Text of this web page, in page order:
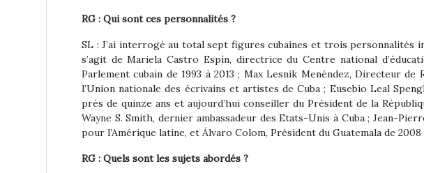
RG : Qui sont ces personnalités ?
SL : J’ai interrogé au total sept figures cubaines et trois personnalités
s’agit de Mariela Castro Espín, directrice du Centre national
Parlement cubain de 1993 à 2013 ; Max Lesnik Menéndez, Directeur
l’Union nationale des écrivains et artistes de Cuba ; Eusebio Leal
près de quinze ans et aujourd’hui conseiller du Président de la
Wayne S. Smith, dernier ambassadeur des Etats-Unis à Cuba ; Jean-
pour l’Amérique latine, et Álvaro Colom, Président du Guatemala de 2008
RG : Quels sont les sujets abordés ?